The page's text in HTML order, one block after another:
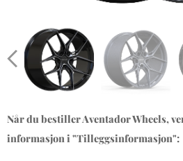
Når du bestiller Aventador Wheels,
informasjon i "Tilleggsinformasjon":